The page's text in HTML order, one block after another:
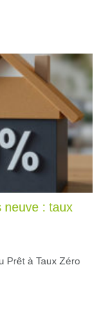
neuve : taux
Prêt à Taux Zéro